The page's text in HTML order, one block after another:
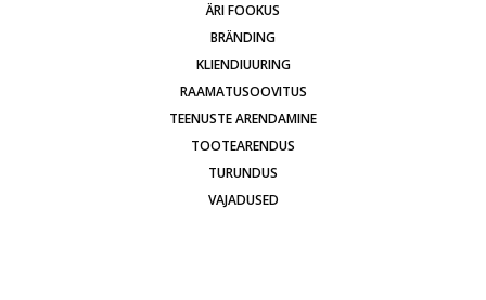
ÄRI FOOKUS
BRÄNDING
KLIENDIUURING
RAAMATUSOOVITUS
TEENUSTE ARENDAMINE
TOOTEARENDUS
TURUNDUS
VAJADUSED